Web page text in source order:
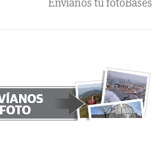
Envíanos tu fotoBases